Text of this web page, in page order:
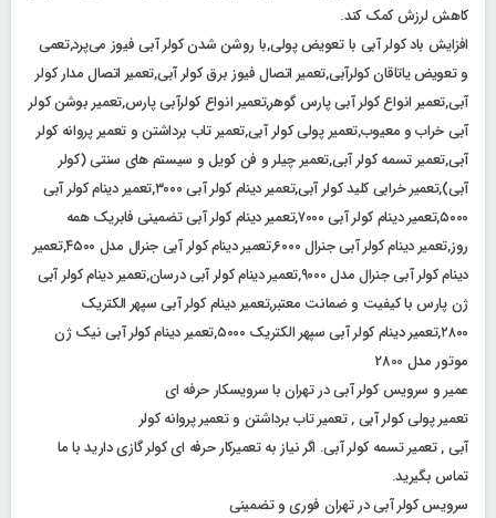
کاهش لرزش کمک کند.
افزایش باد کولر آبی با تعویض پولی,با روشن شدن کولر آبی فیوز می‌پرد,تعمی
و تعویض یاتاقان کولرآبی,تعمیر اتصال فیوز برق کولر آبی,تعمیر اتصال مدار کولر
آبی,تعمیر انواع کولر آبی پارس گوهر,تعمیر انواع کولرآبی پارس,تعمیر بوشن کولر
آبی خراب و معیوب,تعمیر پولی کولر آبی,تعمیر تاب برداشتن و تعمیر پروانه کولر
آبی,تعمیر تسمه کولر آبی,تعمیر چیلر و فن کویل و سیستم های سنتی (کولر
آبی),تعمیر خرابی کلید کولر آبی,تعمیر دینام کولر آبی ۳۰۰۰,تعمیر دینام کولر آبی
۵۰۰۰,تعمیر دینام کولر آبی ۷۰۰۰,تعمیر دینام کولر آبی تضمینی فابریک همه
روز,تعمیر دینام کولر آبی جنرال ۶۰۰۰,تعمیر دینام کولر آبی جنرال مدل ۴۵۰۰,تعمیر
دینام کولر آبی جنرال مدل ۹۰۰۰,تعمیر دینام کولر آبی درسان,تعمیر دینام کولر آبی
ژن پارس با کیفیت و ضمانت معتبر,تعمیر دینام کولر آبی سپهر الکتریک
۲۸۰۰,تعمیر دینام کولر آبی سپهر الکتریک ۵۰۰۰,تعمیر دینام کولر آبی نیک ژن
موتور مدل 2800
عمیر و سرویس کولر آبی در تهران با سرویسکار حرفه ای
تعمیر پولی کولر آبی , تعمیر تاب برداشتن و تعمیر پروانه کولر
آبی , تعمیر تسمه کولر آبی. اگر نیاز به تعمیرکار حرفه ای کولر گازی دارید با ما
تماس بگیرید.
سرویس کولر آبی در تهران فوری و تضمینی